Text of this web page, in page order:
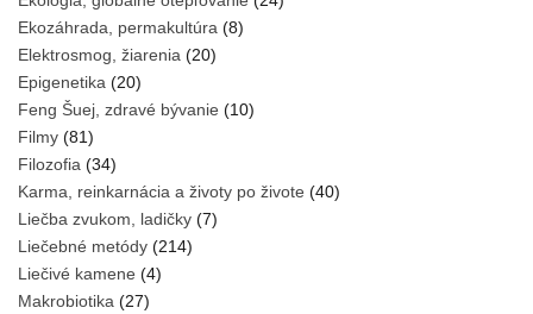
Ekozáhrada, permakultúra (8)
Elektrosmog, žiarenia (20)
Epigenetika (20)
Feng Šuej, zdravé bývanie (10)
Filmy (81)
Filozofia (34)
Karma, reinkarnácia a životy po živote (40)
Liečba zvukom, ladičky (7)
Liečebné metódy (214)
Liečivé kamene (4)
Makrobiotika (27)